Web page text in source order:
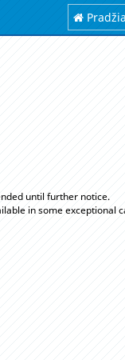
Pradžia
until further notice.
in some exceptional